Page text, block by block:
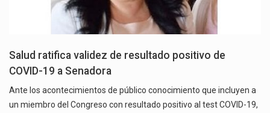
Salud ratifica validez de resultado positivo de
COVID-19 a Senadora
Ante los acontecimientos de público conocimiento que incluyen a
un miembro del Congreso con resultado positivo al test COVID-19,